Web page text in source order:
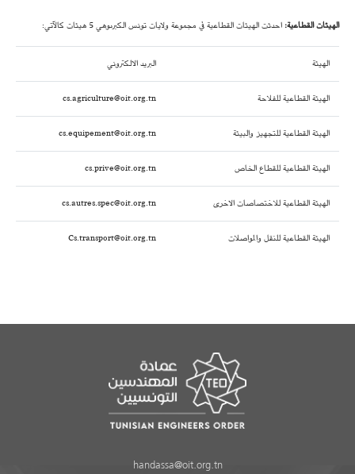
الهيئات القطاعية: احدثت الهيئات القطاعية في مجموعة ولايات تونس الكبرىوهي 5 هيئات كالآتي:
الهيئة البريد الالكتروني
الهيئة القطاعية للفلاحة cs.agriculture@oit.org.tn
الهيئة القطاعية للتجهيز والبيئة cs.equipement@oit.org.tn
الهيئة القطاعية للقطاع الخاص cs.prive@oit.org.tn
الهيئة القطاعية للاختصاصات الاخرى cs.autres.spec@oit.org.tn
الهيئة القطاعية للنقل والمواصلات Cs.transport@oit.org.tn
handassa@oit.org.tn